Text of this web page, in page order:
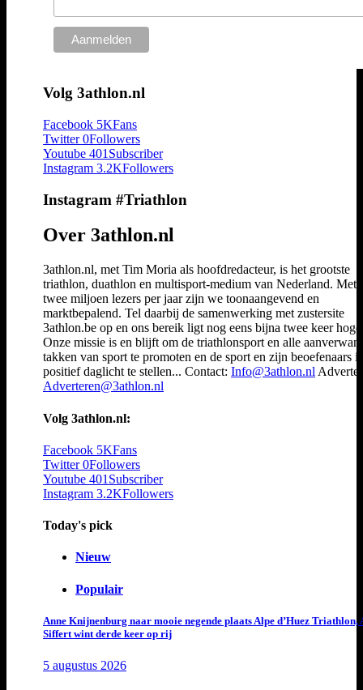
Volg 3athlon.nl
Facebook 5KFans
Twitter 0Followers
Youtube 401 Subscriber
Instagram 3.2KFollowers
Instagram #Triathlon
Over 3athlon.nl
3athlon.nl, met Tim Moria als hoofdredacteur, is het grootste
triathlon, duathlon en multisport-medium van Nederland. Met
twee miljoen lezers per jaar zijn we toonaangevend en
marktbepalend. Tel daarbij de samenwerking met zustersite
3athlon.be op en ons bereik ligt nog eens bijna twee keer
Onze missie is en blijft om de triathlonsport en alle
takken van sport te promoten en de sport en zijn beoefenaars
positief daglicht te stellen... Contact: Info@3athlon.nl
Adverteren@3athlon.nl
Volg 3athlon.nl:
Facebook 5KFans
Twitter 0Followers
Youtube 401 Subscriber
Instagram 3.2KFollowers
Today's pick
Nieuw
Populair
Anne Knijnenburg naar mooie negende plaats Alpe d’Huez Triathlon,
Siffert wint derde keer op rij
5 augustus 2026